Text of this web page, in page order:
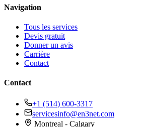
Navigation
Tous les services
Devis gratuit
Donner un avis
Carrière
Contact
Contact
+1 (514) 600-3317
servicesinfo@en3net.com
Montreal - Calgary